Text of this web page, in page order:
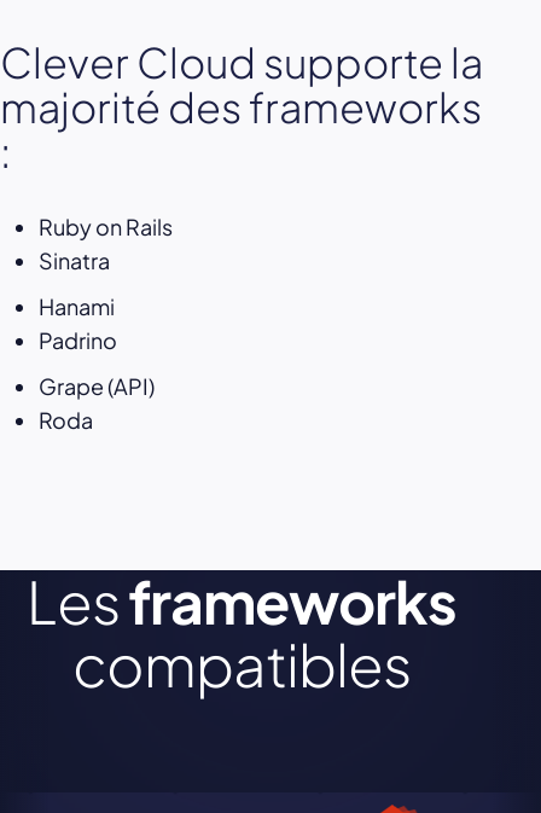
Clever Cloud supporte la
majorité des frameworks
:
Ruby on Rails
Sinatra
Hanami
Padrino
Grape (API)
Roda
Lesframeworks
compatibles